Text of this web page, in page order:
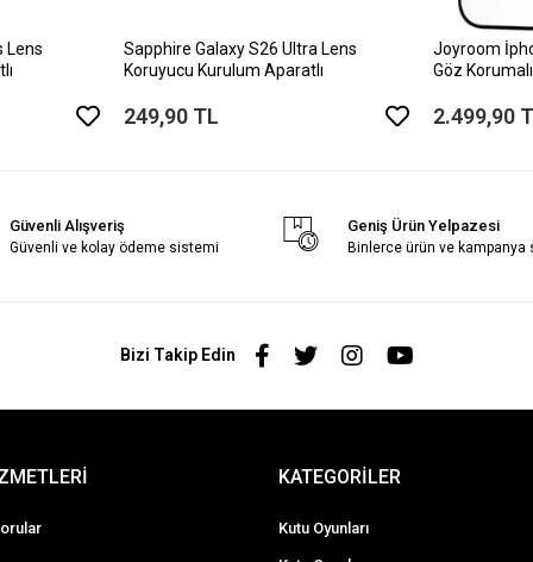
Lens
Sapphire Galaxy S26 Ultra Lens
Koruyucu Kurulum Aparatlı
249,90 TL
Joyroom
Göz
2.499,90
Güvenli Alışveriş
Güvenli ve kolay ödeme sistemi
Geniş Ürün Yelpazesi
Binlerce ürün ve kampanya
Bizi Takip Edin
KATEGORİLER
Kutu Oyunları